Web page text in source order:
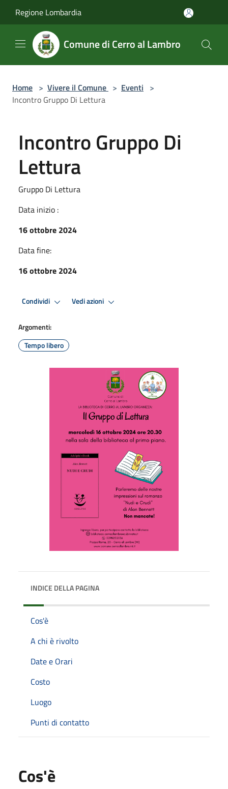
Regione Lombardia
Comune di Cerro al Lambro
Home > Vivere il Comune > Eventi >
Incontro Gruppo Di Lettura
Incontro Gruppo Di
Lettura
Gruppo Di Lettura
Data inizio :
16 ottobre 2024
Data fine:
16 ottobre 2024
Condividi Vedi azioni
Argomenti:
Tempo libero
INDICE DELLA PAGINA
Cos'è
A chi è rivolto
Date e Orari
Costo
Luogo
Punti di contatto
Cos'è